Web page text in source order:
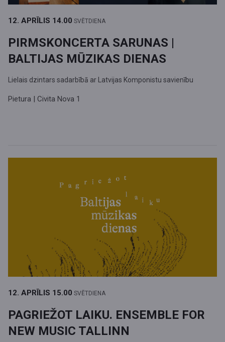
12. APRĪLIS 14.00 SVĒTDIENA
PIRMSKONCERTA SARUNAS |
BALTIJAS MŪZIKAS DIENAS
Lielais dzintars sadarbībā ar Latvijas Komponistu savienību
Pietura | Civita Nova 1
12. APRĪLIS 15.00 SVĒTDIENA
PAGRIEŽOT LAIKU. ENSEMBLE FOR
NEW MUSIC TALLINN